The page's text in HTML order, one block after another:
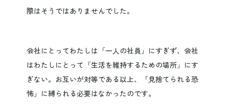
際はそうではありませんでした。
会社にとってわたしは「一人の社員」にすぎず、会社
はわたしにとって「生活を維持するための場所」にす
ぎない。お互いが対等である以上、「見捨てられる恐
怖」に縛られる必要はなかったのです。